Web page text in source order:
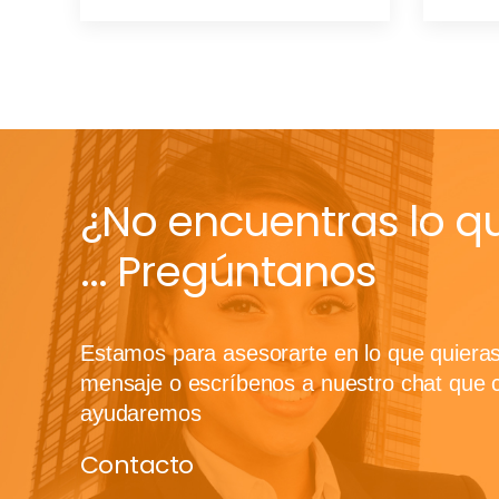
¿No encuentras lo
... Pregúntanos
Estamos para asesorarte en lo que
mensaje o escríbenos a nuestro chat que
ayudaremos
Contacto